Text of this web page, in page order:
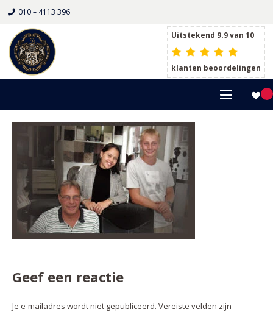
010 – 4113 396
Uitstekend 9.9 van 10
klanten beoordelingen
Geef een reactie
Je e-mailadres wordt niet gepubliceerd. Vereiste velden zijn